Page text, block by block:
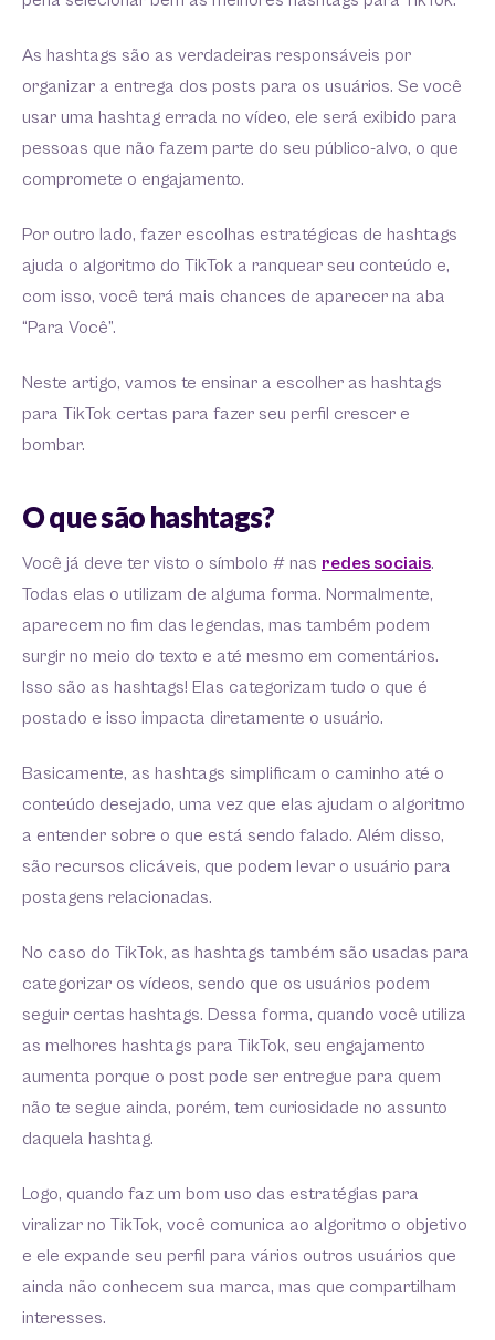
As hashtags são as verdadeiras responsáveis por
organizar a entrega dos posts para os usuários. Se você
usar uma hashtag errada no vídeo, ele será exibido para
pessoas que não fazem parte do seu público-alvo, o que
compromete o engajamento.
Por outro lado, fazer escolhas estratégicas de hashtags
ajuda o algoritmo do TikTok a ranquear seu conteúdo e,
com isso, você terá mais chances de aparecer na aba
“Para Você”.
Neste artigo, vamos te ensinar a escolher as hashtags
para TikTok certas para fazer seu perfil crescer e
bombar.
O que são hashtags?
Você já deve ter visto o símbolo # nas redes sociais.
Todas elas o utilizam de alguma forma. Normalmente,
aparecem no fim das legendas, mas também podem
surgir no meio do texto e até mesmo em comentários.
Isso são as hashtags! Elas categorizam tudo o que é
postado e isso impacta diretamente o usuário.
Basicamente, as hashtags simplificam o caminho até o
conteúdo desejado, uma vez que elas ajudam o algoritmo
a entender sobre o que está sendo falado. Além disso,
são recursos clicáveis, que podem levar o usuário para
postagens relacionadas.
No caso do TikTok, as hashtags também são usadas para
categorizar os vídeos, sendo que os usuários podem
seguir certas hashtags. Dessa forma, quando você utiliza
as melhores hashtags para TikTok, seu engajamento
aumenta porque o post pode ser entregue para quem
não te segue ainda, porém, tem curiosidade no assunto
daquela hashtag.
Logo, quando faz um bom uso das estratégias para
viralizar no TikTok, você comunica ao algoritmo o objetivo
e ele expande seu perfil para vários outros usuários que
ainda não conhecem sua marca, mas que compartilham
interesses.